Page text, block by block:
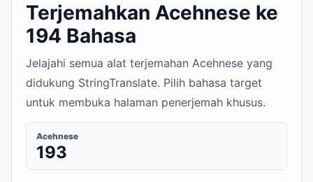
Terjemahkan Acehnese ke
194 Bahasa
Jelajahi semua alat terjemahan Acehnese yang
didukung StringTranslate. Pilih bahasa target
untuk membuka halaman penerjemah khusus.
Acehnese
193